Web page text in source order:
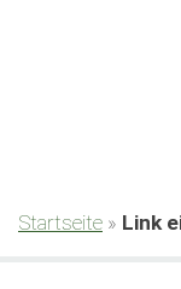
Startseite » Link